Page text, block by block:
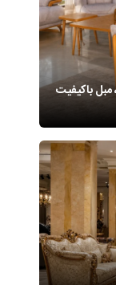
مبل باکیفیت